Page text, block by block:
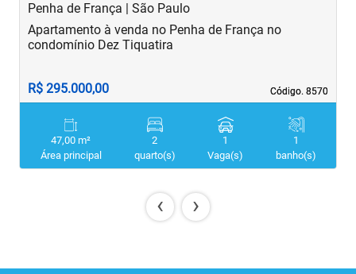
Penha de França | São Paulo
Código. 8570
Código. 8570
Apartamento à venda no Penha de França no
condomínio Dez Tiquatira
R$ 295.000,00
47,00 m²
Área principal
2
quarto(s)
1
Vaga(s)
1
banho(s)
‹ ›